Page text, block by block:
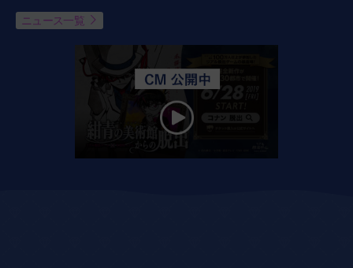
ニュース一覧